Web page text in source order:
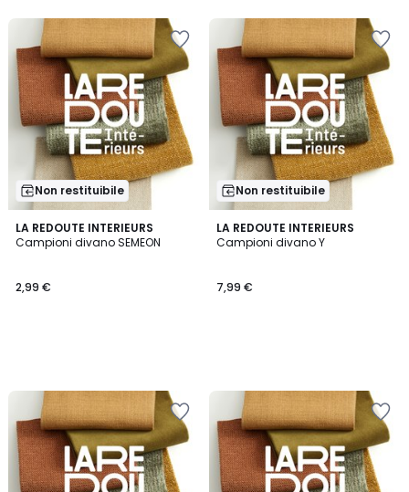
Non restituibile
LA REDOUTE INTERIEURS
Campioni divano SEMEON
2,99 €
Non restituibile
LA REDOUTE INTERIEURS
Campioni divano Y
7,99 €